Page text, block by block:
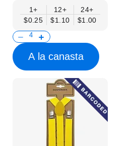
1+
$0.25
12+
$1.10
24+
$1.00
A la canasta